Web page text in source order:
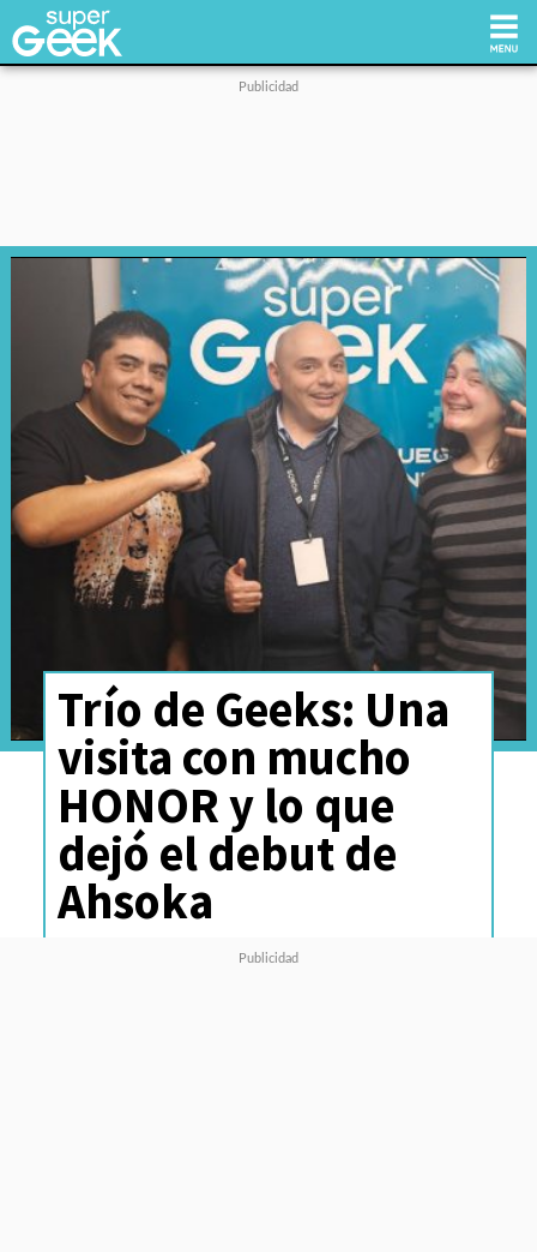
Tecnología
Videojuegos
Reviews
Cultura Pop
Streaming
Síguenos:
Trío de Geeks: Una
visita con mucho
HONOR y lo que
dejó el debut de
Ahsoka